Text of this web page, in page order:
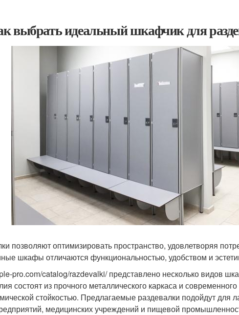
выбрать идеальный шкафчик для
позволяют оптимизировать пространство, удовлетворяя
шкафы отличаются функциональностью, удобством и
pro.com/catalog/razdevalki/ представлено несколько видов
состоят из прочного металлического каркаса и
стойкостью. Предлагаемые раздевалки подойдут для
медицинских учреждений и пищевой